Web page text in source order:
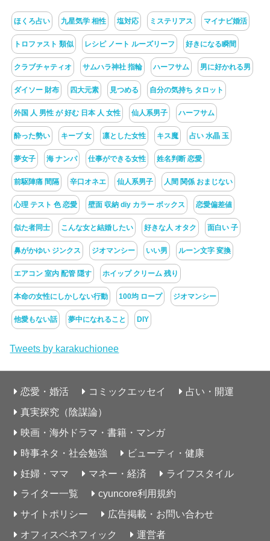
ほくろ占い 九星気学 相性 塩対応 ミステリアス マイナビ婚活
トロファスト 類似 レシピ ノート ルーズリーフ 好きになる瞬間
クラブチャティオ サムハラ神社 指輪 ハーフサム 男に好かれる男
ダイソー 財布 四大元素 見つめる 自分の気持ち タロット
外国 人 男性 が 好む 日本 人 女性 仙人系男子 ハーフサム
酔った勢い キープ 女 凛とした女性 キス魔 占い 水晶 玉
夢女子 海 ナンパ 仕事ができる女性 姓名判断 恋愛
前駆陣痛 間隔 辛口オネエ 仙人系男子 人間 関係 おまじない
心理 テスト 色 恋愛 壁面 収納 diy カラー ボックス 恋愛偏差値
似た者同士 こんな女と結婚したい 好きな人 オタク 面白い 子
鼻がかゆい ジンクス ジオマンシー いい男 ルーン文字 変換
エアコン 室内 配管 隠す ホイップ クリーム 残り
本命の女性にしかしない行動 100均 ロープ ジオマンシー
他愛もない話 夢中になれること DIY
Tweets by karakuchionee
恋愛・婚活 コミックエッセイ
占い・開運
真実探究（陰謀論）
映画・海外ドラマ・書籍・マンガ
時事ネタ・社会勉強
ビューティ・健康
妊婦・ママ
マネー・経済
ライフスタイル
ライター一覧
cyuncore利用規約
サイトポリシー
広告掲載・お問い合わせ
オフィスベネフィック
運営者